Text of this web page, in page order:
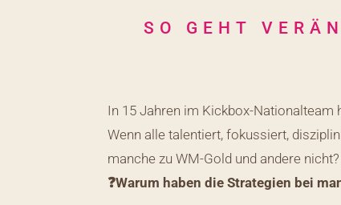
SO GEHT
In 15 Jahren im Kickbox-Nationalteam
Wenn alle talentiert, fokussiert,
manche zu WM-Gold und andere
❓Warum haben die Strategien bei